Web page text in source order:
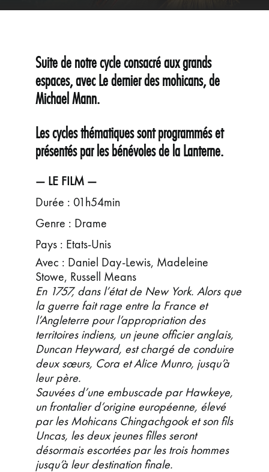
PRATIQUE
Suite de notre cycle consacré aux grands
espaces, avec Le dernier des mohicans, de
Michael Mann.
Les cycles thématiques sont programmés et
présentés par les bénévoles de la Lanterne.
— LE FILM —
Durée : 01h54min
Genre : Drame
Pays : Etats-Unis
Avec : Daniel Day-Lewis, Madeleine
Stowe, Russell Means
En 1757, dans l’état de New York. Alors que
la guerre fait rage entre la France et
l’Angleterre pour l’appropriation des
territoires indiens, un jeune officier anglais,
Duncan Heyward, est chargé de conduire
deux sœurs, Cora et Alice Munro, jusqu’à
leur père.
Sauvées d’une embuscade par Hawkeye,
un frontalier d’origine européenne, élevé
par les Mohicans Chingachgook et son fils
Uncas, les deux jeunes filles seront
désormais escortées par les trois hommes
jusqu’à leur destination finale.